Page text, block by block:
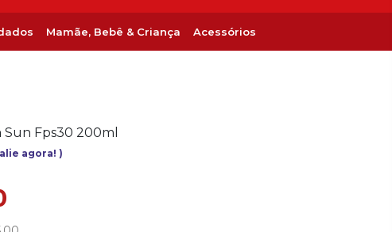
Mamãe, Bebê & Criança Acessórios
Fps30 200ml
agora! )